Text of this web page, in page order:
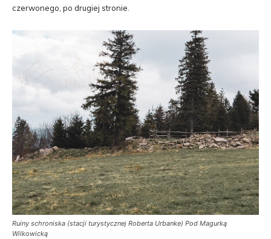
czerwonego, po drugiej stronie.
Ruiny schroniska (stacji turystycznej Roberta Urbanke) Pod Magurką
Wilkowicką